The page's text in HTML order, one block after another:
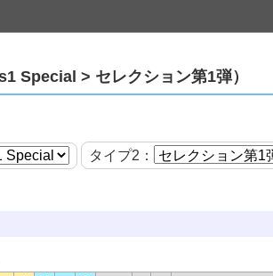
Special > セレクション第1弾）
タイプ2：